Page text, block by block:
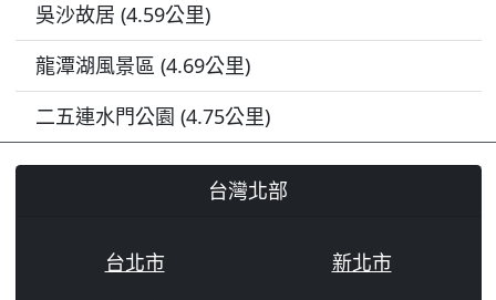
吳沙故居 (4.59公里)
龍潭湖風景區 (4.69公里)
二五連水門公園 (4.75公里)
台灣北部
台北市
新北市